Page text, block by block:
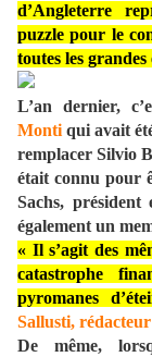
d’Angleterre
puzzle pour le
toutes les
L’an dernier,
Monti qui avait
remplacer Silvio
était connu pour
Sachs,
également un
« Il s’agit des
catastrophe
pyromanes
Sallusti,
De même,